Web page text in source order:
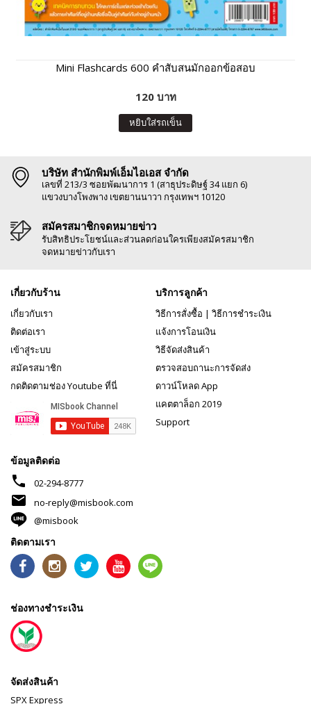
Mini Flashcards 600 คำสับสนมักออกข้อสอบ
120 บาท
หยิบใส่รถเข็น
บริษัท สำนักพิมพ์เอ็มไอเอส จำกัด
เลขที่ 213/3 ซอยพัฒนาการ 1 (สาธุประดิษฐ์ 34 แยก 6)
แขวงบางโพงพาง เขตยานนาวา กรุงเทพฯ 10120
สมัครสมาชิกจดหมายข่าว
รับสิทธิประโยชน์และส่วนลดก่อนใครเพียงสมัครสมาชิก
จดหมายข่าวกับเรา
เกี่ยวกับร้าน
เกี่ยวกับเรา
ติดต่อเรา
เข้าสู่ระบบ
สมัครสมาชิก
กดติดตามช่อง Youtube ที่นี่
บริการลูกค้า
วิธีการสั่งซื้อ | วิธีการชำระเงิน
แจ้งการโอนเงิน
วิธีจัดส่งสินค้า
ตรวจสอบถานะการจัดส่ง
ดาวน์โหลด App
แคตตาล็อก 2019
Support
ข้อมูลติดต่อ
phone 02-294-8777
mail
no-reply@misbook.com
@misbook
ติดตามเรา
ช่องทางชำระเงิน
จัดส่งสินค้า
SPX Express